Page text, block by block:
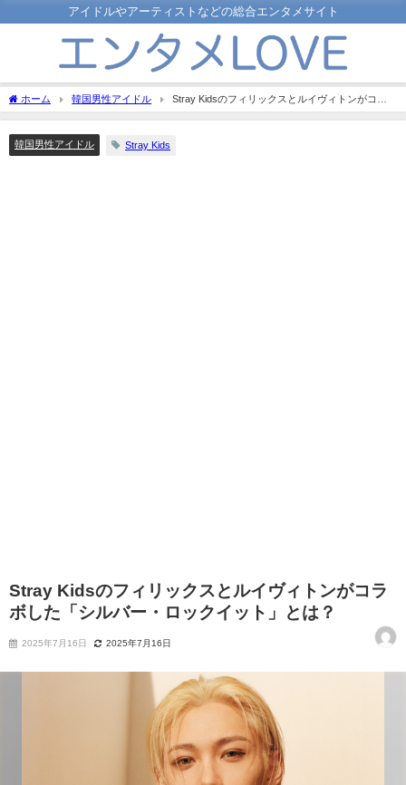
アイドルやアーティストなどの総合エンタメサイト
ホーム 韓国男性アイドル
Stray Kidsのフィリックスとルイヴィトンがコラ
ボした「シルバー・ロックイット」とは？
韓国男性アイドル Stray Kids
Stray Kidsのフィリックスとルイヴィトンがコラ
ボした「シルバー・ロックイット」とは？
2025年7月16日 2025年7月16日